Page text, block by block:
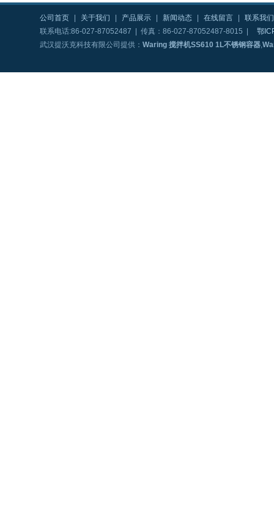
公司首页 关于我们 产品展示 新闻动态 在线留言
联系我们
联系电话:86-027-87052487 | 传真：86-027-87052487-8015 |
鄂
武汉提沃克科技有限公司提供： Waring 搅拌机SS610 1L不锈钢容器,